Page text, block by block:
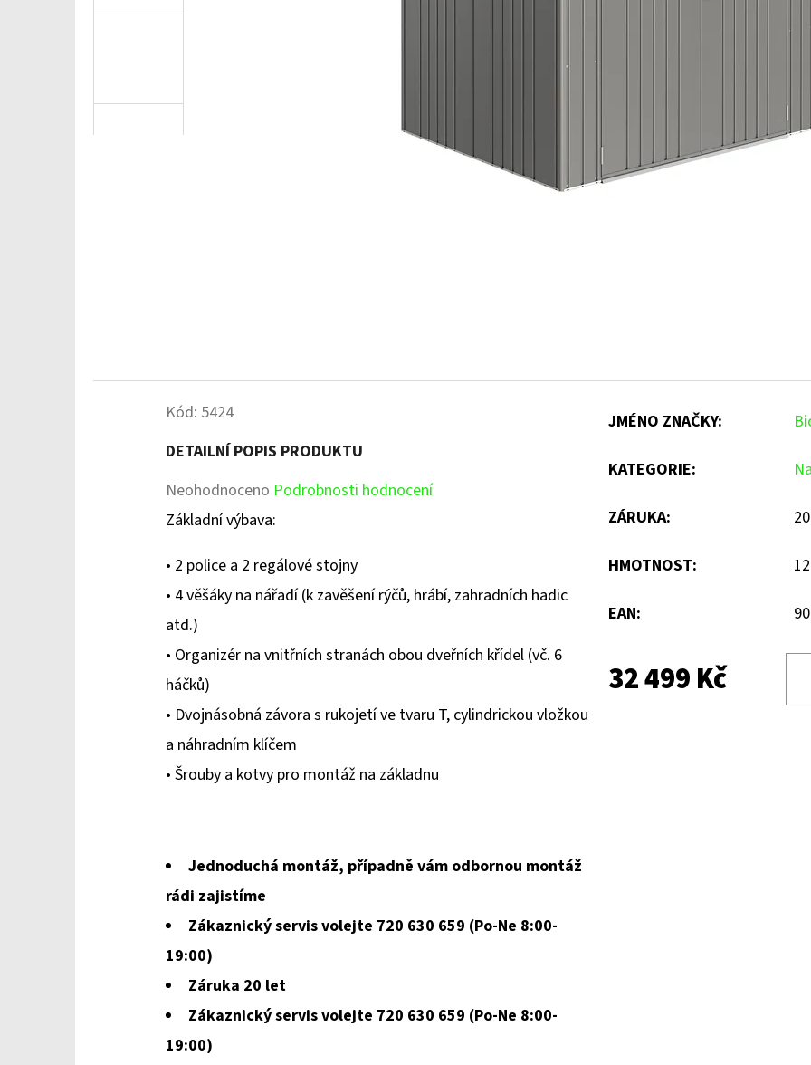
Kód: 5424
DETAILNÍ POPIS PRODUKTU
Průměrné
hodnocení
hvězdiček.
Neohodnoceno Podrobnosti hodnocení
Základní výbava:
• 2 police a 2 regálové stojny
• 4 věšáky na nářadí (k zavěšení rýčů, hrábí, zahradních hadic
atd.)
• Organizér na vnitřních stranách obou dveřních křídel (vč. 6
háčků)
• Dvojnásobná závora s rukojetí ve tvaru T, cylindrickou vložkou
a náhradním klíčem
• Šrouby a kotvy pro montáž na základnu
Jednoduchá montáž, případně vám odbornou montáž
rádi zajistíme
Zákaznický servis volejte 720 630 659 (Po-Ne 8:00-
19:00)
Záruka 20 let
Zákaznický servis volejte 720 630 659 (Po-Ne 8:00-
19:00)
JMÉNO ZNAČKY:
KATEGORIE:
ZÁRUKA:
HMOTNOST:
EAN:
32 499 Kč